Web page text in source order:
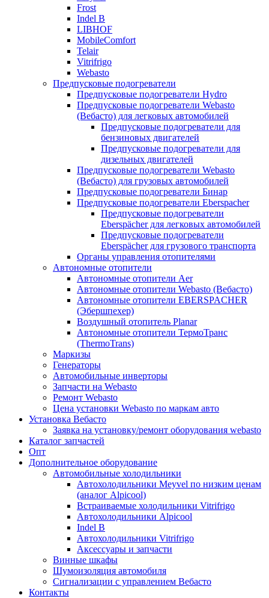
Frost
Indel B
LIBHOF
MobileComfort
Telair
Vitrifrigo
Webasto
Предпусковые подогреватели
Предпусковые подогреватели Hydro
Предпусковые подогреватели Webasto
(Вебасто) для легковых автомобилей
Предпусковые подогреватели для
бензиновых двигателей
Предпусковые подогреватели для
дизельных двигателей
Предпусковые подогреватели Webasto
(Вебасто) для грузовых автомобилей
Предпусковые подогреватели Бинар
Предпусковые подогреватели Eberspacher
Предпусковые подогреватели
Eberspächer для легковых автомобилей
Предпусковые подогреватели
Eberspächer для грузового транспорта
Органы управления отопителями
Автономные отопители
Автономные отопители Аer
Автономные отопители Webasto (Вебасто)
Автономные отопители EBERSPACHER
(Эбершпехер)
Воздушный отопитель Planar
Автономные отопители ТермоТранс
(ThermoTrans)
Маркизы
Генераторы
Автомобильные инверторы
Запчасти на Webasto
Ремонт Webasto
Цена установки Webasto по маркам авто
Установка Вебасто
Заявка на установку/ремонт оборудования webasto
Каталог запчастей
Опт
Дополнительное оборудование
Автомобильные холодильники
Автохолодильники Meyvel по низким ценам
(аналог Alpicool)
Встраиваемые холодильники Vitrifrigo
Автохолодильники Alpicool
Indel B
Автохолодильники Vitrifrigo
Аксессуары и запчасти
Винные шкафы
Шумоизоляция автомобиля
Сигнализации с управлением Вебасто
Контакты